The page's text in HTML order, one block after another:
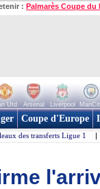
: Palmarès Coupe du
Utd Arsenal Liverpool
Coupe d'Europe
des transferts Ligue 1 |